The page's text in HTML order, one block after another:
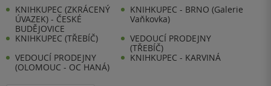
KNIHKUPEC (ZKRÁCENÝ
ÚVAZEK) - ČESKÉ
BUDĚJOVICE
KNIHKUPEC - BRNO (Galerie
Vaňkovka)
KNIHKUPEC (TŘEBÍČ)
VEDOUCÍ PRODEJNY
(TŘEBÍČ)
VEDOUCÍ PRODEJNY
(OLOMOUC - OC HANÁ)
KNIHKUPEC - KARVINÁ